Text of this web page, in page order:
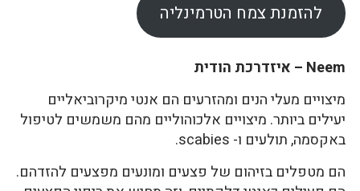
להזמנת צמח הטרמינליה
Neem – איזדרכת הודית
מיצויים מעלי הנים ומהזרעים הם אנטי מיקרוביאליים
יעילים ביותר. מיצויים אלכוהוליים מהם משמשים לטיפול
באקסמה, תולעים ו- scabies.
הם מטפלים בזיהום של פצעים ומונעים מפצעים להזדהם.